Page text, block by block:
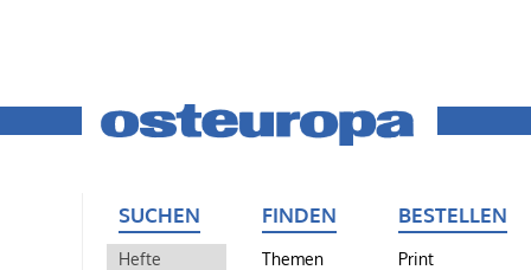
SUCHEN
Hefte
FINDEN
Themen
BESTELLEN
Print